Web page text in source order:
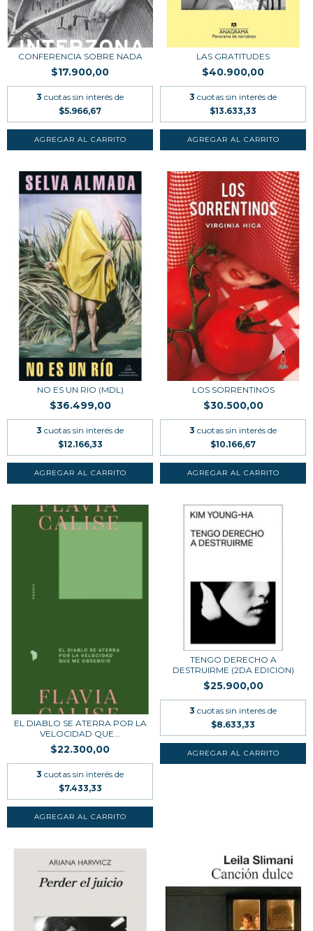
CONFERENCIA SOBRE NADA
$17.900,00
3 cuotas sin interés de
$5.966,67
LAS GRATITUDES
$40.900,00
3 cuotas sin interés de
$13.633,33
NO ES UN RIO (MDL)
$36.499,00
3 cuotas sin interés de
$12.166,33
LOS SORRENTINOS
$30.500,00
3 cuotas sin interés de
$10.166,67
EL DIABLO SE ATERRA POR LA
VELOCIDAD QUE...
$22.300,00
3 cuotas sin interés de
$7.433,33
TENGO DERECHO A
DESTRUIRME (2DA EDICION)
$25.900,00
3 cuotas sin interés de
$8.633,33